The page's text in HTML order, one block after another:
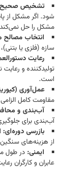
تشخیص صحیح
شود. اگر مشکل از
مشکل را حل
انتخاب
سازه (فلزی یا
رعایت
تولیدکننده و
است.​
عمل‌آوری
مقاومت کامل
آب‌بندی و
آب‌بندی برای
بازرسی دوره‌ای:
از هزینه‌های
ایمنی: در طول
عابران و کارگران